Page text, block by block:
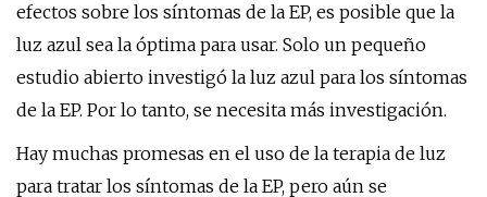
efectos sobre los síntomas de la EP, es posible que la
luz azul sea la óptima para usar. Solo un pequeño
estudio abierto investigó la luz azul para los síntomas
de la EP. Por lo tanto, se necesita más investigación.
Hay muchas promesas en el uso de la terapia de luz
para tratar los síntomas de la EP, pero aún se